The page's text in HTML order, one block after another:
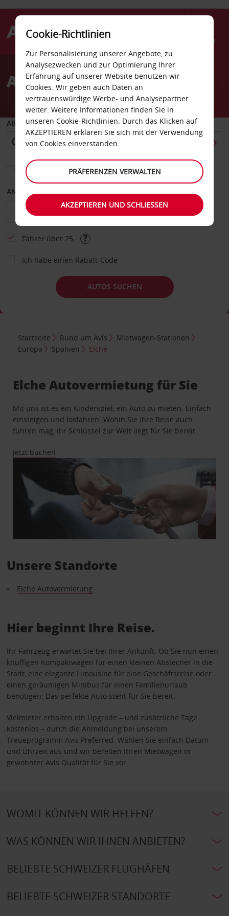
Menü
AvisAutovermietung Elche
ABHOLEN VON
Eine andere Rückgabestation auswählen
ANFANGSDATUM
Fahrer über 25
Ich habe einen Rabatt-Code
AUTOS SUCHEN
Startseite Rund um Avis
Mietwagen-Stationen
Europa
Spanien Elche
Elche Autovermietung für Sie
Mit uns ist es ein Kinderspiel, ein Auto zu mieten. Einfach
einsteigen und losfahren. Wohin Sie Ihre Reise auch
führen mag, Ihr Schlüssel zur Welt liegt für Sie bereit.
Jetzt buchen
Unsere Standorte
Elche Autovermietung
Hier beginnt Ihre Reise.
Ihr Fahrzeug erwartet Sie bei Ihrer Ankunft. Ob Sie nun einen
knuffigen Kompaktwagen für einen kleinen Abstecher in die
Stadt, eine elegante Limousine für eine Geschäftsreise oder
einen geräumigen Minibus für einen Familienurlaub
benötigen: Das perfekte Auto steht für Sie bereit.
Vielmieter erhalten ein Upgrade – und zusätzliche Tage
kostenlos – durch die Anmeldung bei unserem
Treueprogramm Avis Preferred . Wählen Sie einfach Datum
und Uhrzeit aus und wir bereiten Ihren Mietwagen in
gewohnter Avis Qualität für Sie vor.
WOMIT KÖNNEN WIR HELFEN?
WAS KÖNNEN WIR IHNEN ANBIETEN?
BELIEBTE SCHWEIZER FLUGHÄFEN
BELIEBTE SCHWEIZER STANDORTE
Cookie-Richtlinien
Zur Personalisierung unserer Angebote, zu
Analysezwecken und zur Optimierung Ihrer
Erfahrung auf unserer Website benutzen wir
Cookies. Wir geben auch Daten an
vertrauenswürdige Werbe- und Analysepartner
weiter. Weitere Informationen finden Sie in
unseren Cookie-Richtlinien. Durch das Klicken auf
AKZEPTIEREN erklären Sie sich mit der Verwendung
von Cookies einverstanden.
PRÄFERENZEN VERWALTEN
AKZEPTIEREN UND SCHLIESSEN